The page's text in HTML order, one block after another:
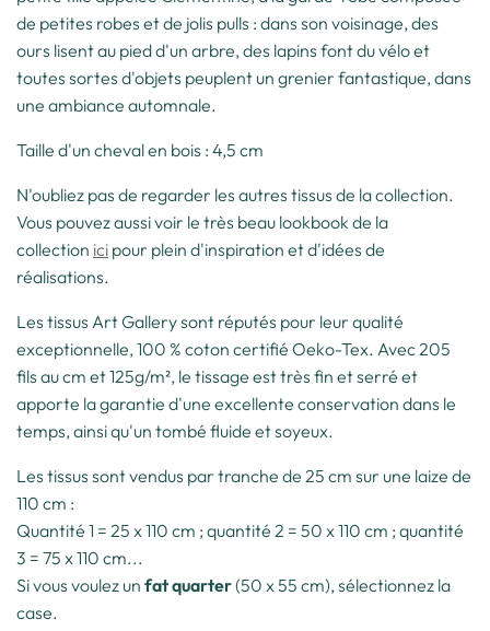
de petites robes et de jolis pulls : dans son voisinage, des
ours lisent au pied d'un arbre, des lapins font du vélo et
toutes sortes d'objets peuplent un grenier fantastique, dans
une ambiance automnale.
Taille d'un cheval en bois : 4,5 cm
N'oubliez pas de regarder les autres tissus de la collection.
Vous pouvez aussi voir le très beau lookbook de la
collection ici pour plein d'inspiration et d'idées de
réalisations.
Les tissus Art Gallery sont réputés pour leur qualité
exceptionnelle, 100 % coton certifié Oeko-Tex. Avec 205
fils au cm et 125g/m², le tissage est très fin et serré et
apporte la garantie d'une excellente conservation dans le
temps, ainsi qu'un tombé fluide et soyeux.
Les tissus sont vendus par tranche de 25 cm sur une laize de
110 cm :
Quantité 1 = 25 x 110 cm ; quantité 2 = 50 x 110 cm ; quantité
3 = 75 x 110 cm...
Si vous voulez un fat quarter(50 x 55 cm), sélectionnez la
case.